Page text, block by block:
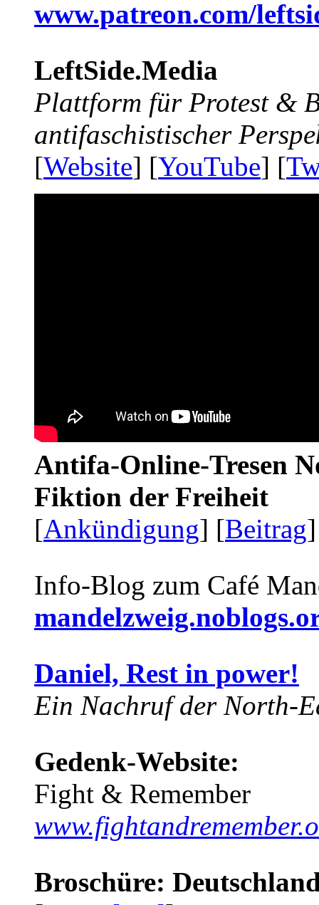
www.patreon.com/
LeftSide.Media
Plattform für Protest &
antifaschistischer
[Website] [YouTube] [
Antifa-Online-Tresen
Fiktion der Freiheit
[Ankündigung] [Beitrag
Info-Blog zum Café
Daniel, Rest in power!
Ein Nachruf der North-
Gedenk-Website:
Fight & Remember
Broschüre: